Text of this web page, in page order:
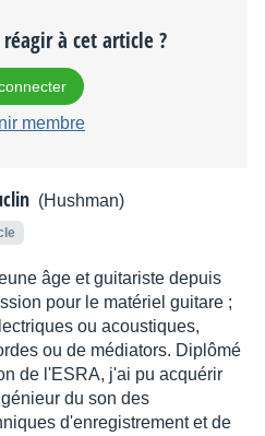
à cet article ?
membre
(Hushman)
âge et guitariste depuis
pour le matériel guitare ;
ou acoustiques,
ou de médiators. Diplômé
de l'ESRA, j'ai pu acquérir
du son des
d'enregistrement et de